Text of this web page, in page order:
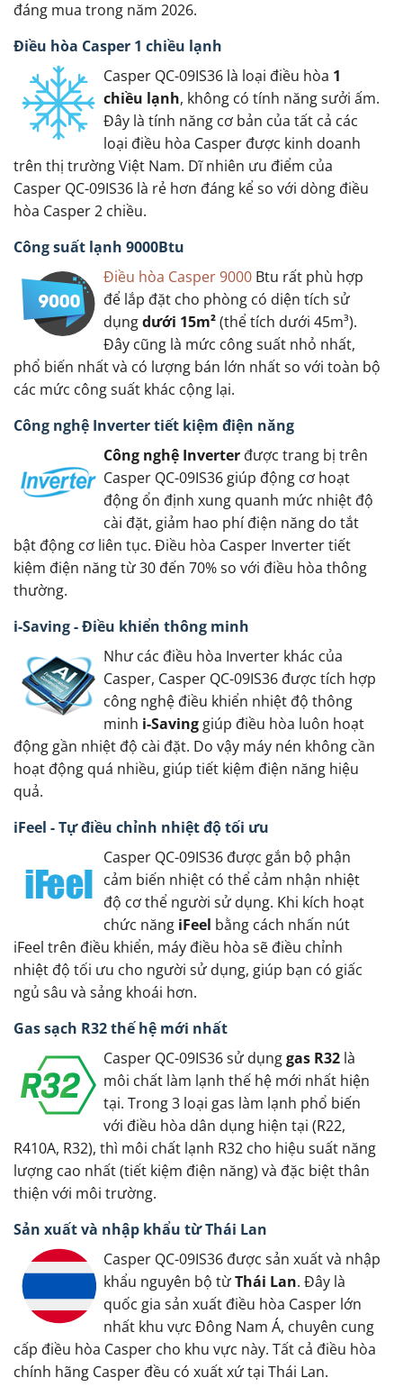
đáng mua trong năm 2026.
Điều hòa Casper 1 chiều lạnh
Casper QC-09IS36 là loại điều hòa 1
chiều lạnh, không có tính năng sưởi ấm.
Đây là tính năng cơ bản của tất cả các
loại điều hòa Casper được kinh doanh
trên thị trường Việt Nam. Dĩ nhiên ưu điểm của
Casper QC-09IS36 là rẻ hơn đáng kể so với dòng điều
hòa Casper 2 chiều.
Công suất lạnh 9000Btu
Điều hòa Casper 9000 Btu rất phù hợp
để lắp đặt cho phòng có diện tích sử
dụngdưới 15m²(thể tích dưới 45m³).
Đây cũng là mức công suất nhỏ nhất,
phổ biến nhất và có lượng bán lớn nhất so với toàn bộ
các mức công suất khác cộng lại.
Công nghệ Inverter tiết kiệm điện năng
Công nghệ Inverter được trang bị trên
Casper QC-09IS36 giúp động cơ hoạt
động ổn định xung quanh mức nhiệt độ
cài đặt, giảm hao phí điện năng do tắt
bật động cơ liên tục. Điều hòa Casper Inverter tiết
kiệm điện năng từ 30 đến 70% so với điều hòa thông
thường.
i-Saving - Điều khiển thông minh
Như các điều hòa Inverter khác của
Casper, Casper QC-09IS36 được tích hợp
công nghệ điều khiển nhiệt độ thông
minh i-Saving giúp điều hòa luôn hoạt
động gần nhiệt độ cài đặt. Do vậy máy nén không cần
hoạt động quá nhiều, giúp tiết kiệm điện năng hiệu
quả.
iFeel - Tự điều chỉnh nhiệt độ tối ưu
Casper QC-09IS36 được gắn bộ phận
cảm biến nhiệt có thể cảm nhận nhiệt
độ cơ thể người sử dụng. Khi kích hoạt
chức năng iFeel bằng cách nhấn nút
iFeel trên điều khiển, máy điều hòa sẽ điều chỉnh
nhiệt độ tối ưu cho người sử dụng, giúp bạn có giấc
ngủ sâu và sảng khoái hơn.
Gas sạch R32 thế hệ mới nhất
Casper QC-09IS36 sử dụnggas R32 là
môi chất làm lạnh thế hệ mới nhất hiện
tại. Trong 3 loại gas làm lạnh phổ biến
với điều hòa dân dụng hiện tại (R22,
R410A, R32), thì môi chất lạnh R32 cho hiệu suất năng
lượng cao nhất (tiết kiệm điện năng) và đặc biệt thân
thiện với môi trường.
Sản xuất và nhập khẩu từ Thái Lan
Casper QC-09IS36 được sản xuất và nhập
khẩu nguyên bộ từThái Lan. Đây là
quốc gia sản xuất điều hòa Casper lớn
nhất khu vực Đông Nam Á, chuyên cung
cấp điều hòa Casper cho khu vực này. Tất cả điều hòa
chính hãng Casper đều có xuất xứ tại Thái Lan.